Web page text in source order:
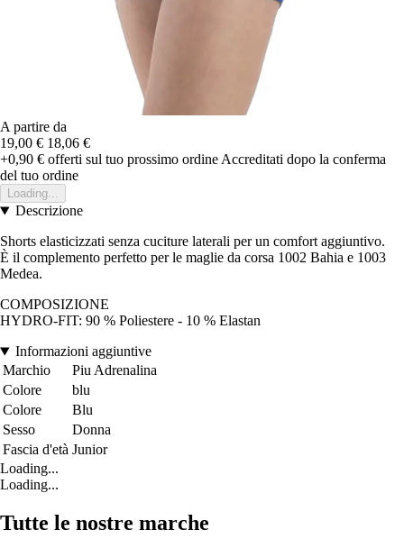
A partire da
19,00 € 18,06 €
+0,90 € offerti sul tuo prossimo ordine Accreditati dopo la conferma
del tuo ordine
Loading...
Descrizione
Shorts elasticizzati senza cuciture laterali per un comfort aggiuntivo.
È il complemento perfetto per le maglie da corsa 1002 Bahia e 1003
Medea.
COMPOSIZIONE
HYDRO-FIT: 90 % Poliestere - 10 % Elastan
Informazioni aggiuntive
Marchio
Piu Adrenalina
Colore
blu
Colore
Blu
Sesso
Donna
Fascia d'età Junior
Loading...
Loading...
Tutte le nostre marche